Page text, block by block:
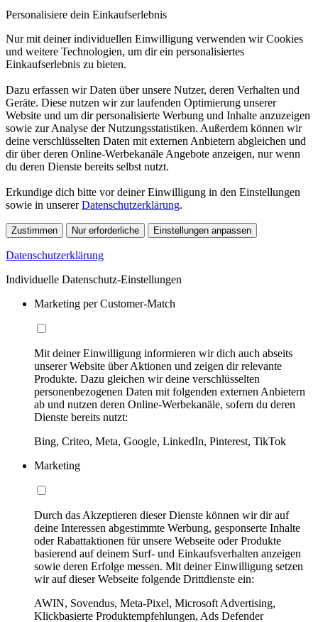
Personalisiere dein Einkaufserlebnis
Nur mit deiner individuellen Einwilligung verwenden wir Cookies
und weitere Technologien, um dir ein personalisiertes
Einkaufserlebnis zu bieten.
Dazu erfassen wir Daten über unsere Nutzer, deren Verhalten und
Geräte. Diese nutzen wir zur laufenden Optimierung unserer
Website und um dir personalisierte Werbung und Inhalte anzuzeigen
sowie zur Analyse der Nutzungsstatistiken. Außerdem können wir
deine verschlüsselten Daten mit externen Anbietern abgleichen und
dir über deren Online-Werbekanäle Angebote anzeigen, nur wenn
du deren Dienste bereits selbst nutzt.
Erkundige dich bitte vor deiner Einwilligung in den Einstellungen
sowie in unsererDatenschutzerklärung.
Zustimmen Nur erforderliche Einstellungen anpassen
Datenschutzerklärung
Individuelle Datenschutz-Einstellungen
Marketing per Customer-Match
Mit deiner Einwilligung informieren wir dich auch abseits
unserer Website über Aktionen und zeigen dir relevante
Produkte. Dazu gleichen wir deine verschlüsselten
personenbezogenen Daten mit folgenden externen Anbietern
ab und nutzen deren Online-Werbekanäle, sofern du deren
Dienste bereits nutzt:
Bing, Criteo, Meta, Google, LinkedIn, Pinterest, TikTok
Marketing
Durch das Akzeptieren dieser Dienste können wir dir auf
deine Interessen abgestimmte Werbung, gesponserte Inhalte
oder Rabattaktionen für unsere Webseite oder Produkte
basierend auf deinem Surf- und Einkaufsverhalten anzeigen
sowie deren Erfolge messen. Mit deiner Einwilligung setzen
wir auf dieser Webseite folgende Drittdienste ein:
AWIN, Sovendus, Meta-Pixel, Microsoft Advertising,
Klickbasierte Produktempfehlungen, Ads Defender